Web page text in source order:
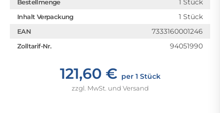
Bestellmenge 1 Stück
Inhalt Verpackung 1 Stück
EAN 7333160001246
Zolltarif-Nr. 94051990
121,60 € per 1 Stück
zzgl. MwSt. und Versand